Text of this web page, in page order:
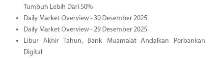
Tumbuh Lebih Dari 50%
Daily Market Overview - 30 Desember 2025
Daily Market Overview - 29 Desember 2025
Libur Akhir Tahun, Bank Muamalat Andalkan Perbankan
Digital